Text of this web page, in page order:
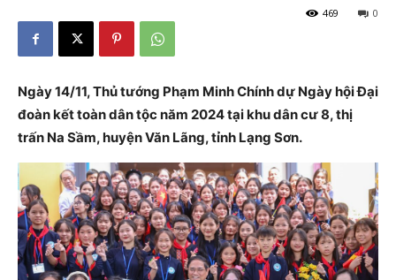
0
469
Ngày 14/11, Thủ tướng Phạm Minh Chính dự Ngày hội Đại
đoàn kết toàn dân tộc năm 2024 tại khu dân cư 8, thị
trấn Na Sầm, huyện Văn Lãng, tỉnh Lạng Sơn.